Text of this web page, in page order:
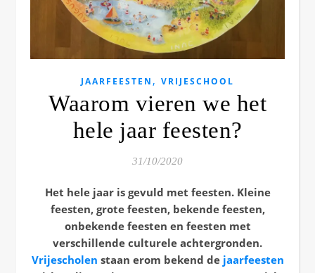
JAARFEESTEN , VRIJESCHOOL
Waarom vieren we het
hele jaar feesten?
31/10/2020
Het hele jaar is gevuld met feesten. Kleine
feesten, grote feesten, bekende feesten,
onbekende feesten en feesten met
verschillende culturele achtergronden.
Vrijescholen staan erom bekend de jaarfeesten